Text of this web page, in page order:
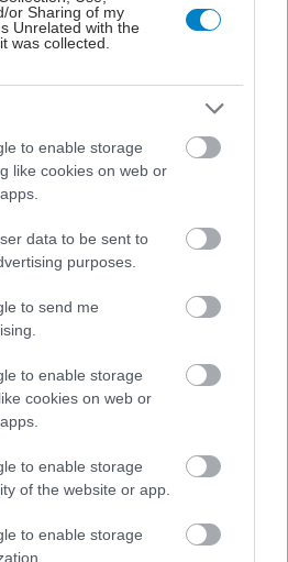
or Sharing of my
Unrelated with the
was collected.
to enable storage
like cookies on web or
data to be sent to
purposes.
to send me
to enable storage
cookies on web or
to enable storage
of the website or app.
to enable storage